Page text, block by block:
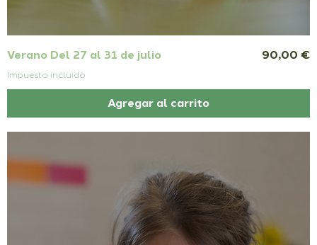
Verano Del 27 al 31 de julio Precio
90,00 €
Impuesto incluido
Agregar al carrito